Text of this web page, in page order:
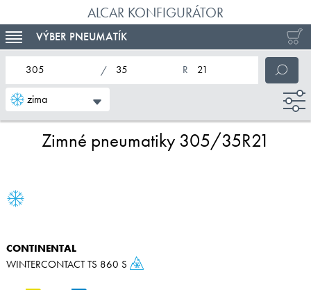
ALCAR KONFIGURÁTOR
TOGGLE NAVIGATION
VÝBER PNEUMATÍK
zima
nominálna šírka pneumatiky
profil pneumatiky
nominálny priemer pneumatiky
Zimné pneumatiky 305/35R21
CONTINENTAL
WINTERCONTACT TS 860 S